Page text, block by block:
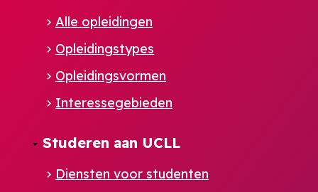
Alle opleidingen
Opleidingstypes
Opleidingsvormen
Interessegebieden
Studeren aan UCLL
Diensten voor studenten